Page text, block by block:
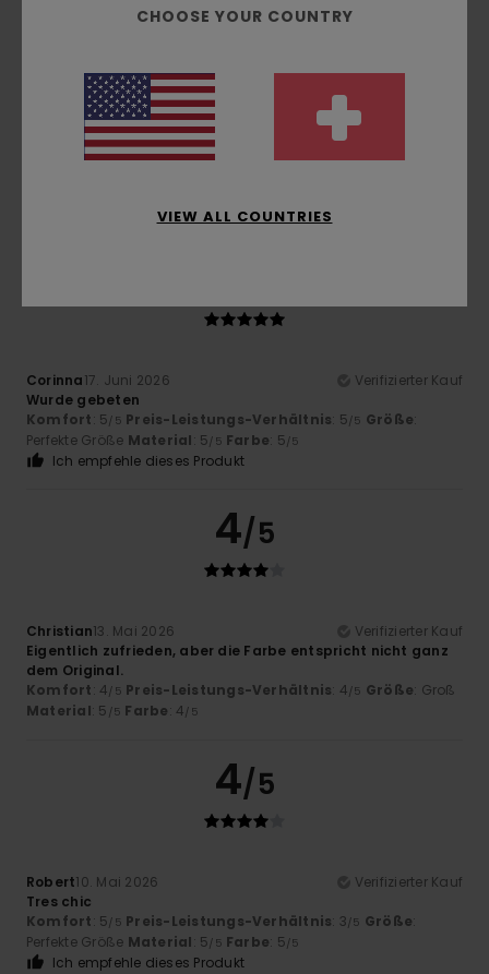
Baptiste17. Juni 2026
Stoffqualität und Schnitt
Original anzeigen - Français
Ich empfehle dieses Produkt
Corinna17. Juni 2026
Verifizierter Kauf
Wurde gebeten
Komfort: 5/5 Preis-Leistungs-Verhältnis: 5/5 Größe:
Perfekte Größe Material: 5/5 Farbe: 5/5
Ich empfehle dieses Produkt
4/5
Christian13. Mai 2026
Verifizierter Kauf
Eigentlich zufrieden, aber die Farbe entspricht nicht ganz
dem Original.
Komfort: 4/5 Preis-Leistungs-Verhältnis: 4/5 Größe: Groß
Material: 5 /5 Farbe: 4/5
4/5
Robert10. Mai 2026
Verifizierter Kauf
Tres chic
Komfort: 5/5 Preis-Leistungs-Verhältnis: 3/5 Größe:
Perfekte Größe Material: 5/5 Farbe: 5/5
Ich empfehle dieses Produkt
CHOOSE YOUR COUNTRY
VIEW ALL COUNTRIES